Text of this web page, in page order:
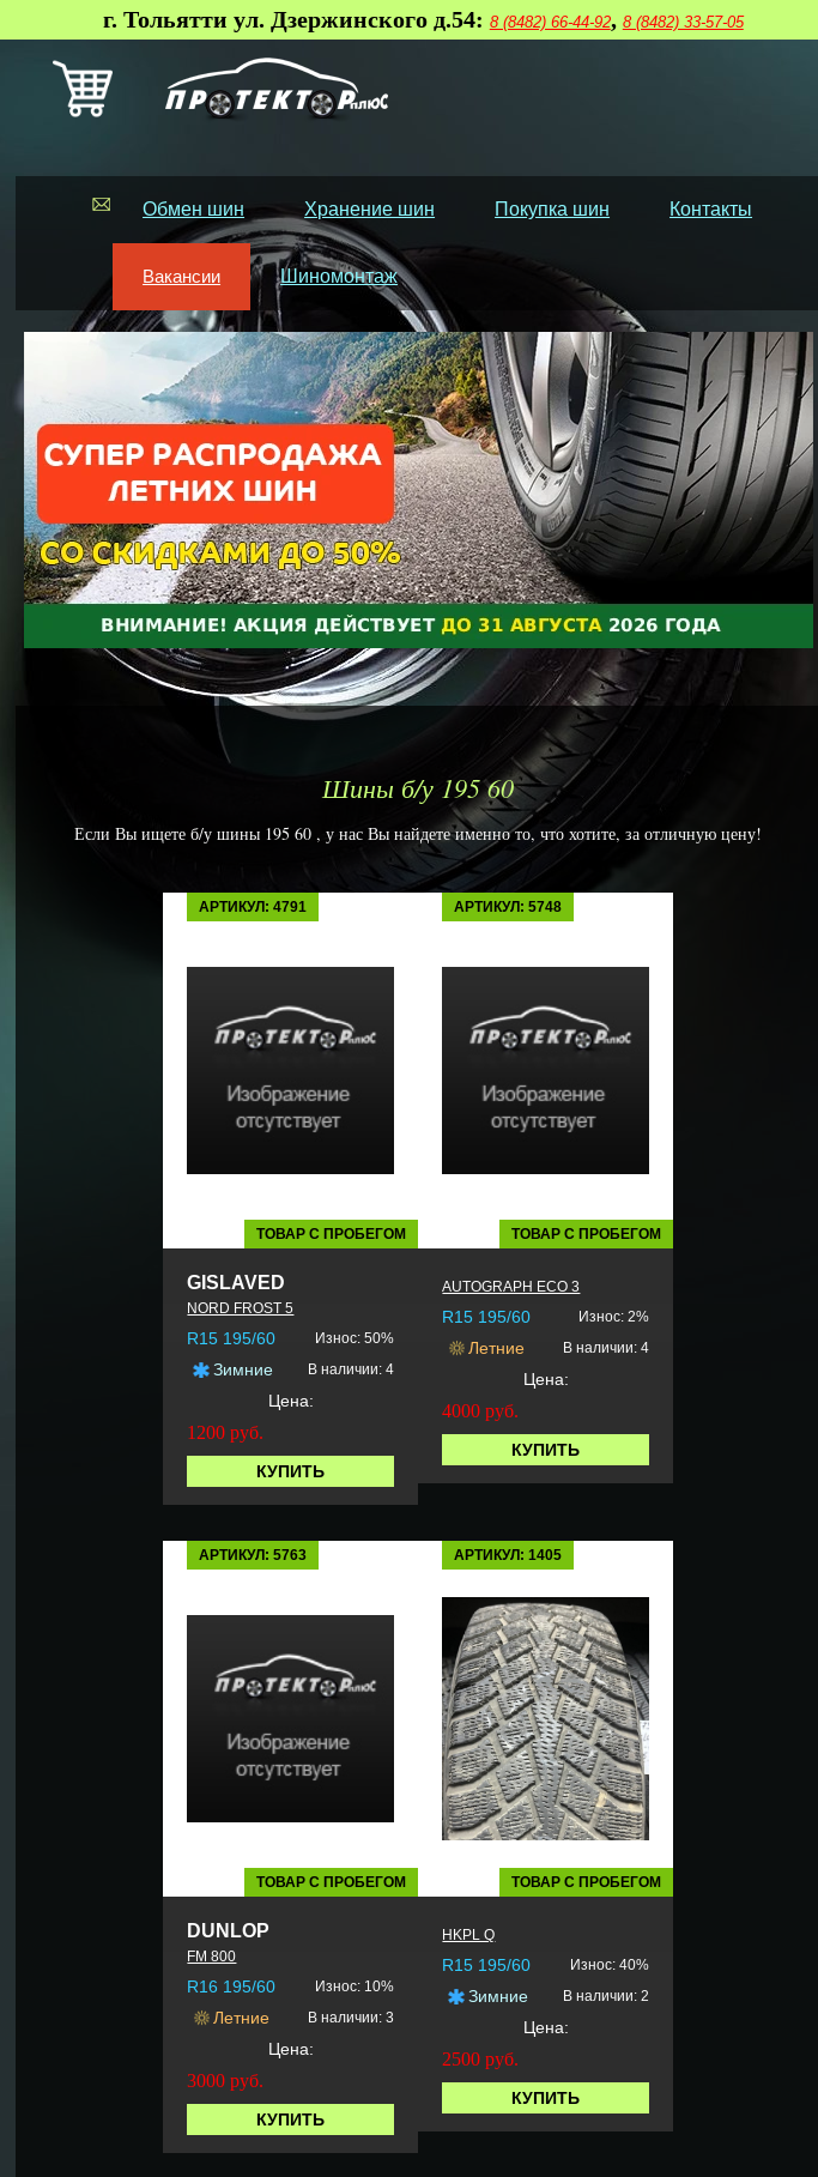
г. Тольятти ул. Дзержинского д.54: 8 (8482) 66-44-92, 8 (8482) 33-57-05
Обмен шин Хранение шин Покупка шин Контакты
Вакансии Шиномонтаж
Шины б/у 195 60
Если Вы ищете б/у шины 195 60 , у нас Вы найдете именно то, что хотите, за отличную цену!
АРТИКУЛ: 4791
ТОВАР С ПРОБЕГОМ
GISLAVED
NORD FROST 5
R15 195/60 Износ: 50%
Зимние В наличии: 4
Цена:
1200руб.
КУПИТЬ
АРТИКУЛ: 5748
ТОВАР С ПРОБЕГОМ
AUTOGRAPH ECO 3
R15 195/60 Износ: 2%
Летние В наличии: 4
Цена:
4000руб.
КУПИТЬ
АРТИКУЛ: 5763
ТОВАР С ПРОБЕГОМ
DUNLOP
FM 800
R16 195/60 Износ: 10%
Летние В наличии: 3
Цена:
3000руб.
КУПИТЬ
АРТИКУЛ: 1405
ТОВАР С ПРОБЕГОМ
HKPL Q
R15 195/60 Износ: 40%
Зимние В наличии: 2
Цена:
2500руб.
КУПИТЬ